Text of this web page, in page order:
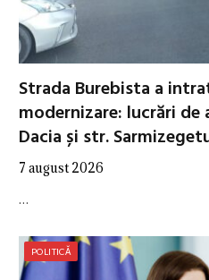
Strada Burebista a
modernizare: lucrări
Dacia și str.
7 august 2026
…
POLITICĂ